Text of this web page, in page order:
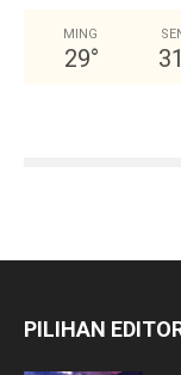
MING
29° 31
PILIHAN